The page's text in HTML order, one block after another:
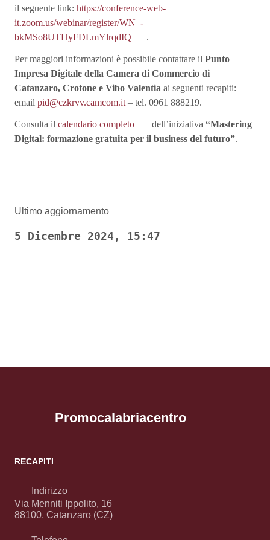
il seguente link: https://conference-web-
it.zoom.us/webinar/register/WN_-
bkMSo8UTHyFDLmYlrqdIQ
.
Per maggiori informazioni è possibile contattare il Punto
Impresa Digitale della Camera di Commercio di
Catanzaro, Crotone e Vibo Valentia ai seguenti recapiti:
email pid@czkrvv.camcom.it – tel. 0961 888219.
Consulta il calendario completo dell’iniziativa “Mastering
Digital: formazione gratuita per il business del futuro”.
Ultimo aggiornamento
5 Dicembre 2024, 15:47
Promocalabriacentro
RECAPITI
Indirizzo
Via Menniti Ippolito, 16
88100, Catanzaro (CZ)